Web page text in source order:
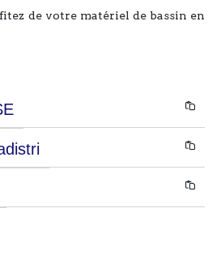
de votre matériel de bassin en